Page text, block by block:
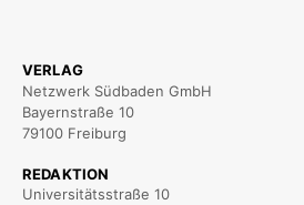
VERLAG
Netzwerk Südbaden GmbH
Bayernstraße 10
79100 Freiburg
REDAKTION
Universitätsstraße 10